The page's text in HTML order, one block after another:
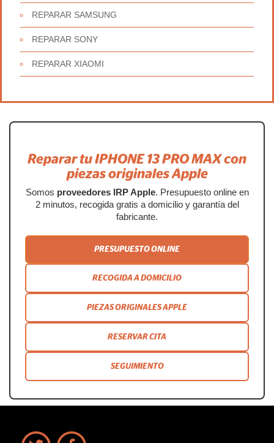
REPARAR SAMSUNG
REPARAR SONY
REPARAR XIAOMI
Reparar tu IPHONE 13 PRO MAX con
piezas originales Apple
Somos proveedores IRP Apple. Presupuesto online en
2 minutos, recogida gratis a domicilio y garantía del
fabricante.
PRESUPUESTO ONLINE
RECOGIDA A DOMICILIO
PIEZAS ORIGINALES APPLE
RESERVAR CITA
SEGUIMIENTO